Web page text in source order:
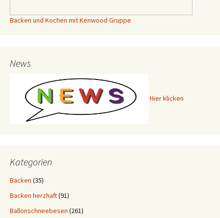
Backen und Kochen mit Kenwood Gruppe
News
Hier klicken
Kategorien
Backen (35)
Backen herzhaft(91)
Ballonschneebesen (261)